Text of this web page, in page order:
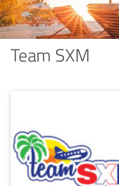
Team SXM